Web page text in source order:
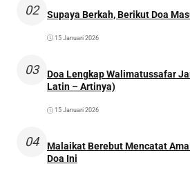
02 Supaya Berkah, Berikut Doa
15 Januari 2026
03
Doa Lengkap Walimatussafar
Latin – Artinya)
15 Januari 2026
04
Malaikat Berebut Mencatat
Doa Ini